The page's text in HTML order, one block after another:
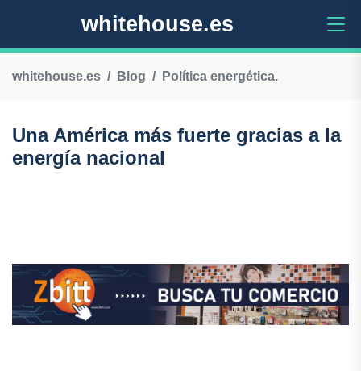
whitehouse.es
whitehouse.es Blog Política energética.
Una América más fuerte gracias a la
energía nacional